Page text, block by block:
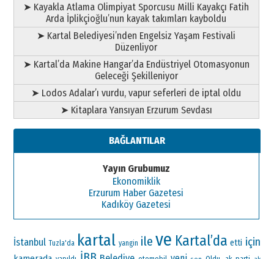
➤ Kayakla Atlama Olimpiyat Sporcusu Milli Kayakçı Fatih
Arda İplikçioğlu’nun kayak takımları kayboldu
➤ Kartal Belediyesi’nden Engelsiz Yaşam Festivali
Düzenliyor
➤ Kartal’da Makine Hangar’da Endüstriyel Otomasyonun
Geleceği Şekilleniyor
➤ Lodos Adalar’ı vurdu, vapur seferleri de iptal oldu
➤ Kitaplara Yansıyan Erzurum Sevdası
BAĞLANTILAR
Yayın Grubumuz
Ekonomiklik
Erzurum Haber Gazetesi
Kadıköy Gazetesi
İstanbul Tuzla'da kartal yangin ile ve Kartal’da etti için